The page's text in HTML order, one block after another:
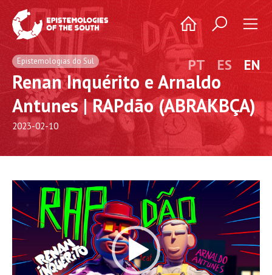
PT ES EN
Epistemologias do Sul
Renan Inquérito e Arnaldo
Antunes | RAPdão (ABRAKBÇA)
2023-02-10
Video
Player